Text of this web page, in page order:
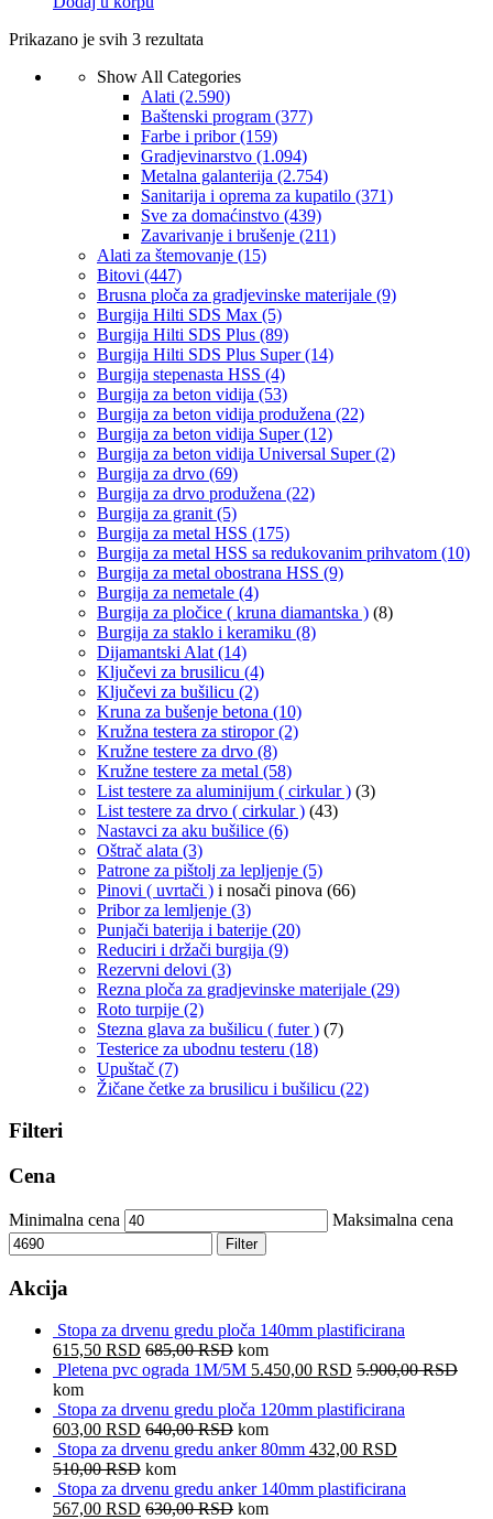
Prikazano je svih 3 rezultata
Show All Categories
Alati (2.590)
Baštenski program (377)
Farbe i pribor(159)
Gradjevinarstvo (1.094)
Metalna galanterija (2.754)
Sanitarija i oprema za kupatilo (371)
Sve za domaćinstvo (439)
Zavarivanje i brušenje (211)
Alati za štemovanje (15)
Bitovi (447)
Brusna ploča za gradjevinske materijale (9)
Burgija Hilti SDS Max (5)
Burgija Hilti SDS Plus (89)
Burgija Hilti SDS Plus Super(14)
Burgija stepenasta HSS (4)
Burgija za beton vidija (53)
Burgija za beton vidija produžena (22)
Burgija za beton vidija Super(12)
Burgija za beton vidija Universal Super(2)
Burgija za drvo (69)
Burgija za drvo produžena (22)
Burgija za granit (5)
Burgija za metal HSS (175)
Burgija za metal HSS sa redukovanim prihvatom (10)
Burgija za metal obostrana HSS (9)
Burgija za nemetale (4)
Burgija za pločice ( kruna diamantska ) (8)
Burgija za staklo i keramiku (8)
Dijamantski Alat (14)
Ključevi za brusilicu (4)
Ključevi za bušilicu (2)
Kruna za bušenje betona (10)
Kružna testera za stiropor(2)
Kružne testere za drvo (8)
Kružne testere za metal (58)
List testere za aluminijum ( cirkular ) (3)
List testere za drvo ( cirkular ) (43)
Nastavci za aku bušilice (6)
Oštrač alata (3)
Patrone za pištolj za lepljenje (5)
Pinovi ( uvrtači ) i nosači pinova (66)
Pribor za lemljenje (3)
Punjači baterija i baterije (20)
Reduciri i držači burgija (9)
Rezervni delovi (3)
Rezna ploča za gradjevinske materijale (29)
Roto turpije (2)
Stezna glava za bušilicu ( futer ) (7)
Testerice za ubodnu testeru (18)
Upuštač (7)
Žičane četke za brusilicu i bušilicu (22)
Filteri
Cena
Minimalna cena Maksimalna cena
Filter
Akcija
Stopa za drvenu gredu ploča 140mm plastificirana
615,50 RSD 685,00RSD kom
Pletena pvc ograda 1M/5M 5.450,00 RSD 5.900,00RSD
kom
Stopa za drvenu gredu ploča 120mm plastificirana
603,00 RSD 640,00RSD kom
Stopa za drvenu gredu anker 80mm 432,00 RSD
510,00RSD kom
Stopa za drvenu gredu anker 140mm plastificirana
567,00 RSD 630,00RSD kom